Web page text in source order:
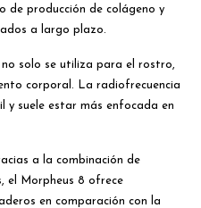
de producción de colágeno y
a largo plazo.
solo se utiliza para el rostro,
corporal. La radiofrecuencia
y suele estar más enfocada en
a la combinación de
el Morpheus 8 ofrece
en comparación con la